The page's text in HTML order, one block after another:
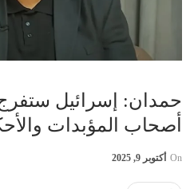
أصحاب المؤبدات
On أكتوبر 9, 2025